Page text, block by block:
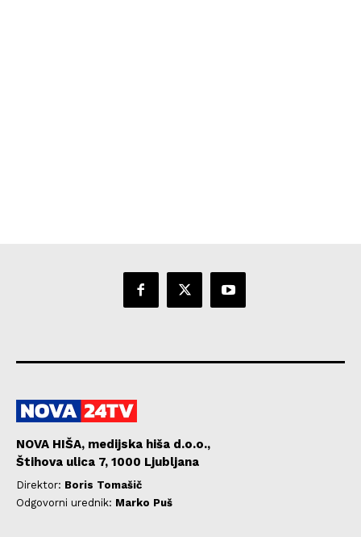
NOVA HIŠA, medijska hiša d.o.o.,
Štihova ulica 7, 1000 Ljubljana
Direktor: Boris Tomašič
Odgovorni urednik: Marko Puš